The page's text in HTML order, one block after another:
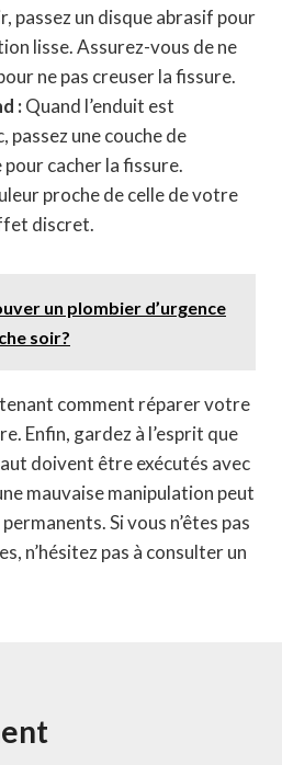
passez un disque abrasif pour
lisse. Assurez-vous de ne
ne pas creuser la fissure.
:Quand l’enduit est
passez une couche de
cacher la fissure.
proche de celle de votre
discret.
un plombier d’urgence
soir?
comment réparer votre
Enfin, gardez à l’esprit que
doivent être exécutés avec
mauvaise manipulation peut
Si vous n’êtes pas
n’hésitez pas à consulter un